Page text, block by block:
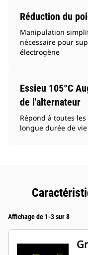
Réduction du
Manipulation
nécessaire pour
électrogène
Essieu 105°C
de l'alternateur
Répond à toutes
longue durée de
Affichage de 1-3 sur 8